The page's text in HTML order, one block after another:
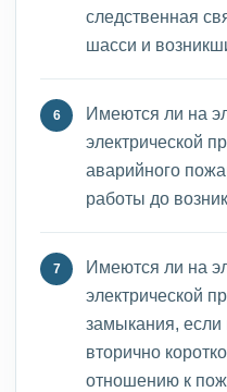
следственная
шасси и
Имеются ли на
электрической
аварийного
работы до
Имеются ли на
электрической
замыкания, если
вторично
отношению к